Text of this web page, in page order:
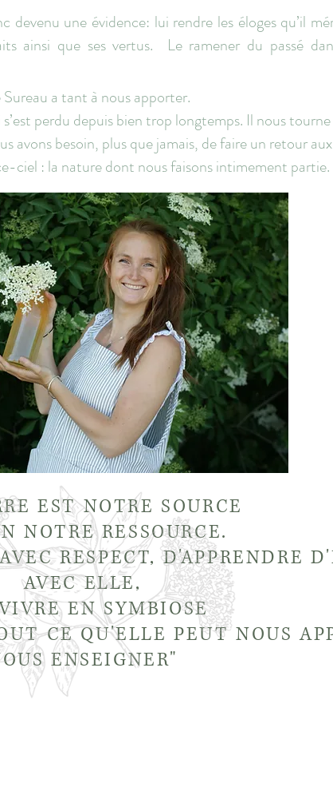
devenu une évidence: lui rendre les éloges qu’il
ainsi que ses vertus. Le ramener du passé
Sureau a tant à nous apporter.
perdu depuis bien trop longtemps. Il nous
avons besoin, plus que jamais, de faire un retour
ciel : la nature dont nous faisons intimement partie.
EST NOTRE SOURCE
NOTRE RESSOURCE.
RESPECT, D'APPRENDRE
AVEC ELLE,
EN SYMBIOSE
CE QU'ELLE PEUT NOUS
ENSEIGNER"